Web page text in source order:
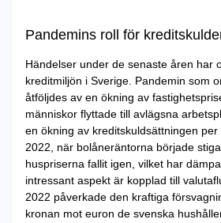
Pandemins roll för
Händelser under de senaste åren har
kreditmiljön i Sverige. Pandemin som
åtföljdes av en ökning av
människor flyttade till avlägsna
en ökning av kreditskuldsättningen
2022, när bolåneräntorna började
huspriserna fallit igen, vilket har
intressant aspekt är kopplad till
2022 påverkade den kraftiga
kronan mot euron de svenska